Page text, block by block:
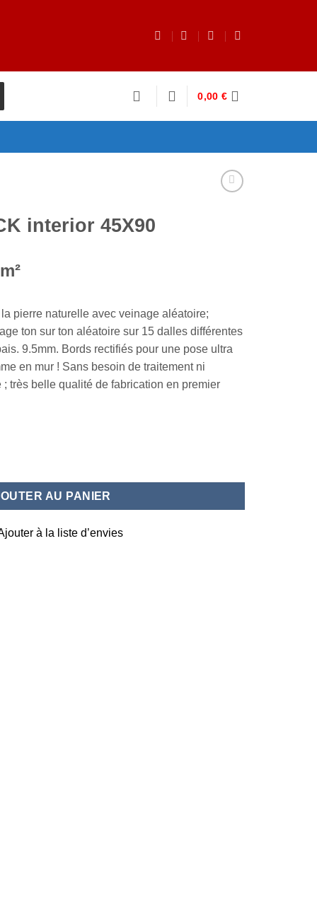
0,00 €
interior 45X90
pierre naturelle avec veinage aléatoire;
ton sur ton aléatoire sur 15 dalles différentes
9.5mm. Bords rectifiés pour une pose ultra
en mur ! Sans besoin de traitement ni
très belle qualité de fabrication en premier
45X90
AU PANIER
à la liste d’envies